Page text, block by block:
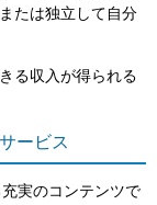
たは独立して自分
る収入が得られる
ービス
実のコンテンツで